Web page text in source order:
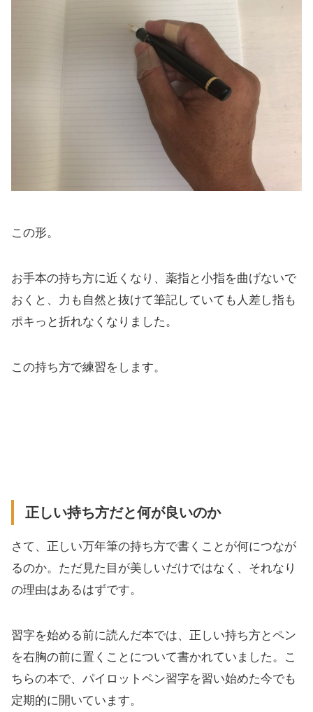
この形。
お手本の持ち方に近くなり、薬指と小指を曲げないで
おくと、力も自然と抜けて筆記していても人差し指も
ポキっと折れなくなりました。
この持ち方で練習をします。
正しい持ち方だと何が良いのか
さて、正しい万年筆の持ち方で書くことが何につなが
るのか。ただ見た目が美しいだけではなく、それなり
の理由はあるはずです。
習字を始める前に読んだ本では、正しい持ち方とペン
を右胸の前に置くことについて書かれていました。こ
ちらの本で、パイロットペン習字を習い始めた今でも
定期的に開いています。